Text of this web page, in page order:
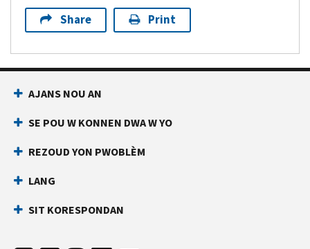
Share Print
AJANS NOU AN
SE POU W KONNEN DWA W YO
REZOUD YON PWOBLÈM
LANG
SIT KORESPONDAN